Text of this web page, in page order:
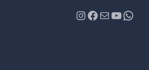
InstagramFacebook Mail YouTube WhatsApp